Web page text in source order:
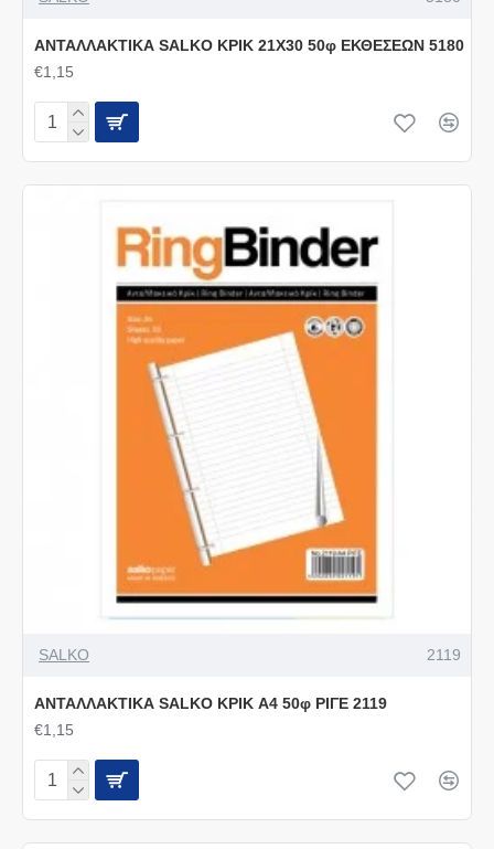
ΑΝΤΑΛΛΑΚΤΙΚΑ SALKO ΚΡΙΚ 21X30 50φ ΕΚΘΕΣΕΩΝ 5180
€1,15
SALKO 2119
ΑΝΤΑΛΛΑΚΤΙΚΑ SALKO ΚΡΙΚ A4 50φ ΡΙΓΕ 2119
€1,15